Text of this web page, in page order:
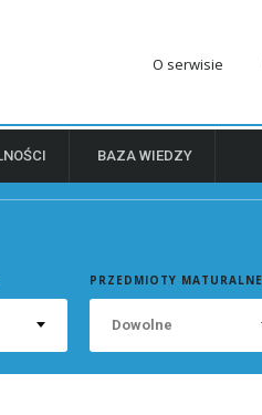
O serwisie
BAZA WIEDZY
PRZEDMIOTY MATURALNE
Dowolne